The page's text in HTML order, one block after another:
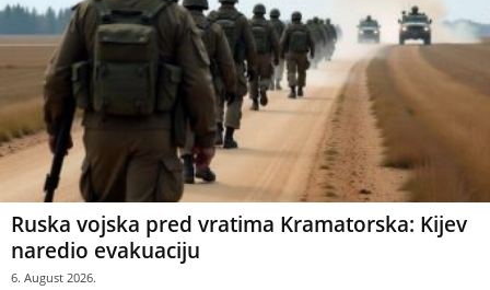
Ruska vojska pred vratima Kramatorska: Kijev
naredio evakuaciju
6. August 2026.